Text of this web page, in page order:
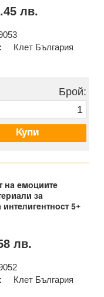
лв.
Клет България
Брой:
Купи
на емоциите
за
5+
лв.
Клет България